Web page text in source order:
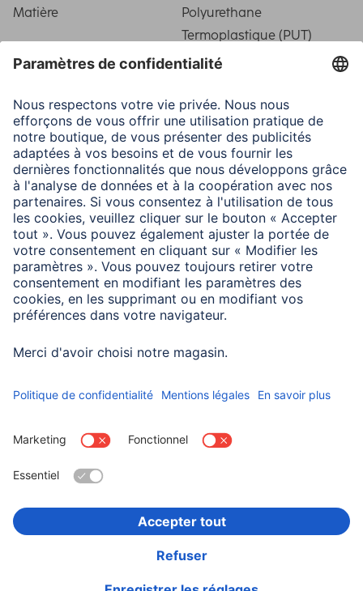
Matière
Polyurethane
Termoplastique (PUT)
Particularité
Anti yellowing/Anti-slip
surface/Related side
buttons/Scratch
protection
Domaines d'utilisations
Compatibilité Smartphone
Smartphone Samsung Galaxy S24
Informations institutionnelles
Confidentialité et Securité
Déclaration d'accessibilité
Rappels récents